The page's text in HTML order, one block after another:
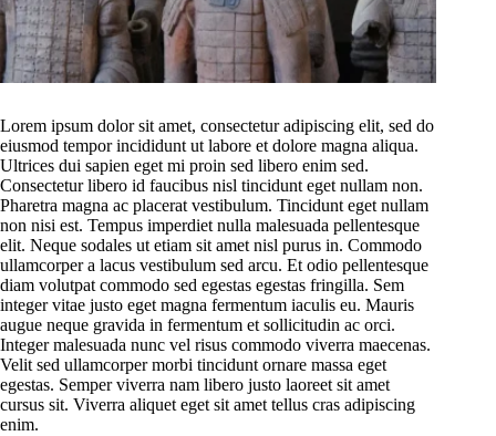
Lorem ipsum dolor sit amet, consectetur adipiscing elit, sed do
eiusmod tempor incididunt ut labore et dolore magna aliqua.
Ultrices dui sapien eget mi proin sed libero enim sed.
Consectetur libero id faucibus nisl tincidunt eget nullam non.
Pharetra magna ac placerat vestibulum. Tincidunt eget nullam
non nisi est. Tempus imperdiet nulla malesuada pellentesque
elit. Neque sodales ut etiam sit amet nisl purus in. Commodo
ullamcorper a lacus vestibulum sed arcu. Et odio pellentesque
diam volutpat commodo sed egestas egestas fringilla. Sem
integer vitae justo eget magna fermentum iaculis eu. Mauris
augue neque gravida in fermentum et sollicitudin ac orci.
Integer malesuada nunc vel risus commodo viverra maecenas.
Velit sed ullamcorper morbi tincidunt ornare massa eget
egestas. Semper viverra nam libero justo laoreet sit amet
cursus sit. Viverra aliquet eget sit amet tellus cras adipiscing
enim.